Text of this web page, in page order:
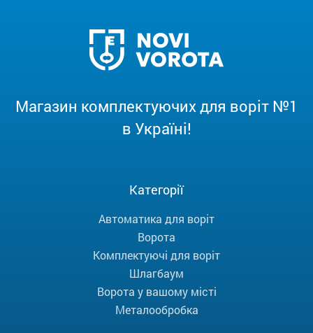
Магазин комплектуючих для воріт №1
в Україні!
Категорії
Автоматика для воріт
Ворота
Комплектуючі для воріт
Шлагбаум
Ворота у вашому місті
Металообробка